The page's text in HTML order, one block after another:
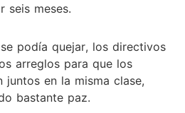
seis meses.
podía quejar, los directivos
arreglos para que los
juntos en la misma clase,
bastante paz.